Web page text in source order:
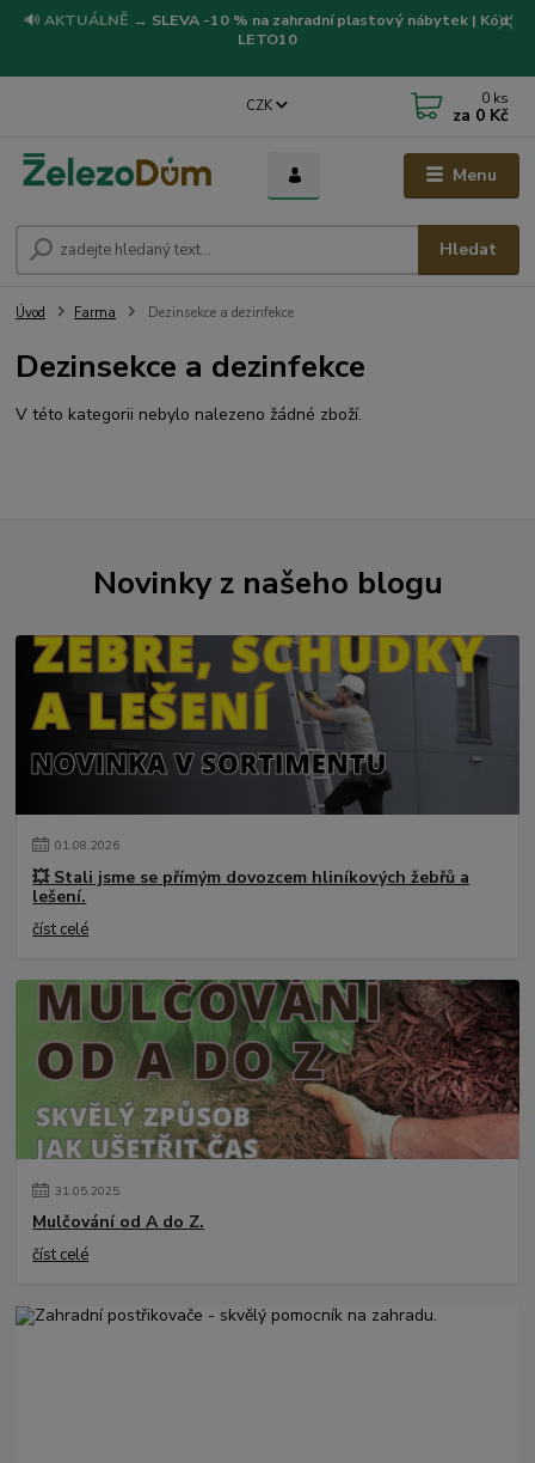
🔊 AKTUÁLNĚ → SLEVA -10 % na zahradní plastový nábytek | Kód:
LETO10
Menu
CZK
Hledat
0 ks
za 0 Kč
Úvod Farma Dezinsekce a dezinfekce
Dezinsekce a dezinfekce
V této kategorii nebylo nalezeno žádné zboží.
Novinky z našeho blogu
01.08.2026
💥 Stali jsme se přímým dovozcem hliníkových žebřů a
lešení.
číst celé
31.05.2025
Mulčování od A do Z.
číst celé